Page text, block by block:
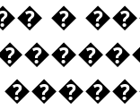
�